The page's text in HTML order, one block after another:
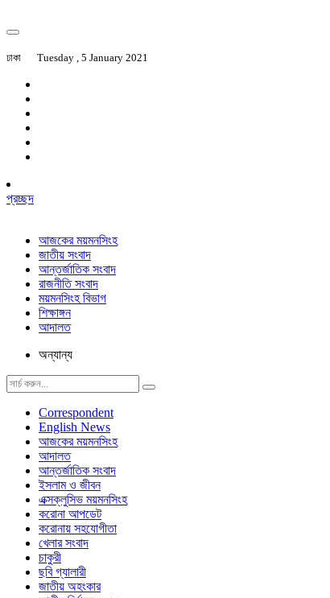
ঢাকা Tuesday , 5 January 2021
প্রচ্ছদ
আজকের ময়মনসিংহ
জাতীয় সংবাদ
আন্তর্জাতিক সংবাদ
রাজনীতি সংবাদ
ময়মনসিংহ বিভাগ
শিক্ষাঙ্গন
আদালত
অন্যান্য
Correspondent
English News
আজকের ময়মনসিংহ
আদালত
আন্তর্জাতিক সংবাদ
ইসলাম ও জীবন
এক্সক্লুসিভ ময়মনসিংহ
করোনা আপডেট
করোনায় সহযোগীতা
খেলার সংবাদ
চাকুরী
ছবি গ্যালারী
জাতীয় অহংকার